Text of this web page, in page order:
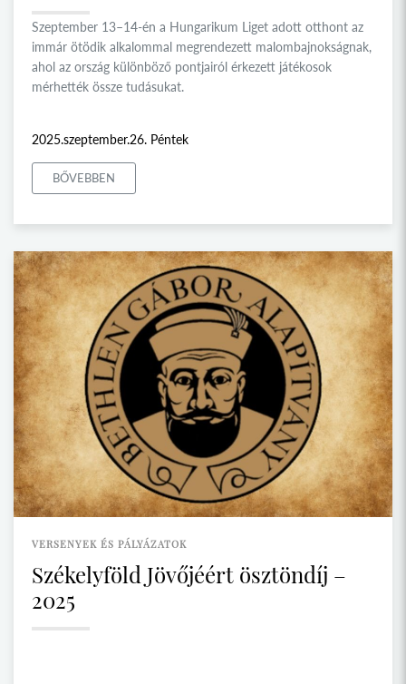
Szeptember 13–14-én a Hungarikum Liget adott otthont az
immár ötödik alkalommal megrendezett malombajnokságnak,
ahol az ország különböző pontjairól érkezett játékosok
mérhették össze tudásukat.
2025.szeptember.26. Péntek
BŐVEBBEN
VERSENYEK ÉS PÁLYÁZATOK
Székelyföld Jövőjéért ösztöndíj –
2025